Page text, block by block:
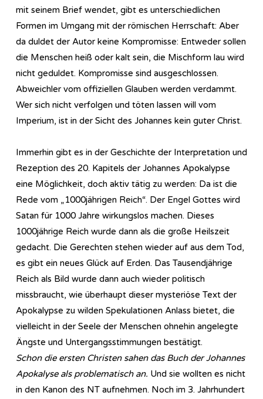
mit seinem Brief wendet, gibt es unterschiedlichen
Formen im Umgang mit der römischen Herrschaft: Aber
da duldet der Autor keine Kompromisse: Entweder sollen
die Menschen heiß oder kalt sein, die Mischform lau wird
nicht geduldet. Kompromisse sind ausgeschlossen.
Abweichler vom offiziellen Glauben werden verdammt.
Wer sich nicht verfolgen und töten lassen will vom
Imperium, ist in der Sicht des Johannes kein guter Christ.
Immerhin gibt es in der Geschichte der Interpretation und
Rezeption des 20. Kapitels der Johannes Apokalypse
eine Möglichkeit, doch aktiv tätig zu werden: Da ist die
Rede vom „1000jährigen Reich“. Der Engel Gottes wird
Satan für 1000 Jahre wirkungslos machen. Dieses
1000jährige Reich wurde dann als die große Heilszeit
gedacht. Die Gerechten stehen wieder auf aus dem Tod,
es gibt ein neues Glück auf Erden. Das Tausendjährige
Reich als Bild wurde dann auch wieder politisch
missbraucht, wie überhaupt dieser mysteriöse Text der
Apokalypse zu wilden Spekulationen Anlass bietet, die
vielleicht in der Seele der Menschen ohnehin angelegte
Ängste und Untergangsstimmungen bestätigt.
Schon die ersten Christen sahen das Buch der Johannes
Apokalyse als problematisch an. Und sie wollten es nicht
in den Kanon des NT aufnehmen. Noch im 3. Jahrhundert